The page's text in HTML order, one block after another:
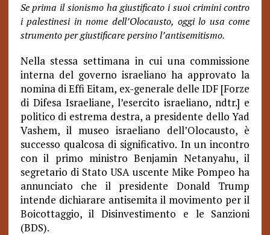
Se prima il sionismo ha giustificato i suoi crimini contro
i palestinesi in nome dell’Olocausto, oggi lo usa come
strumento per giustificare persino l’antisemitismo.
Nella stessa settimana in cui una commissione
interna del governo israeliano ha approvato la
nomina di Effi Eitam, ex-generale delle IDF [Forze
di Difesa Israeliane, l’esercito israeliano, ndtr.] e
politico di estrema destra, a presidente dello Yad
Vashem, il museo israeliano dell’Olocausto, è
successo qualcosa di significativo. In un incontro
con il primo ministro Benjamin Netanyahu, il
segretario di Stato USA uscente Mike Pompeo ha
annunciato che il presidente Donald Trump
intende dichiarare antisemita il movimento per il
Boicottaggio, il Disinvestimento e le Sanzioni
(BDS).